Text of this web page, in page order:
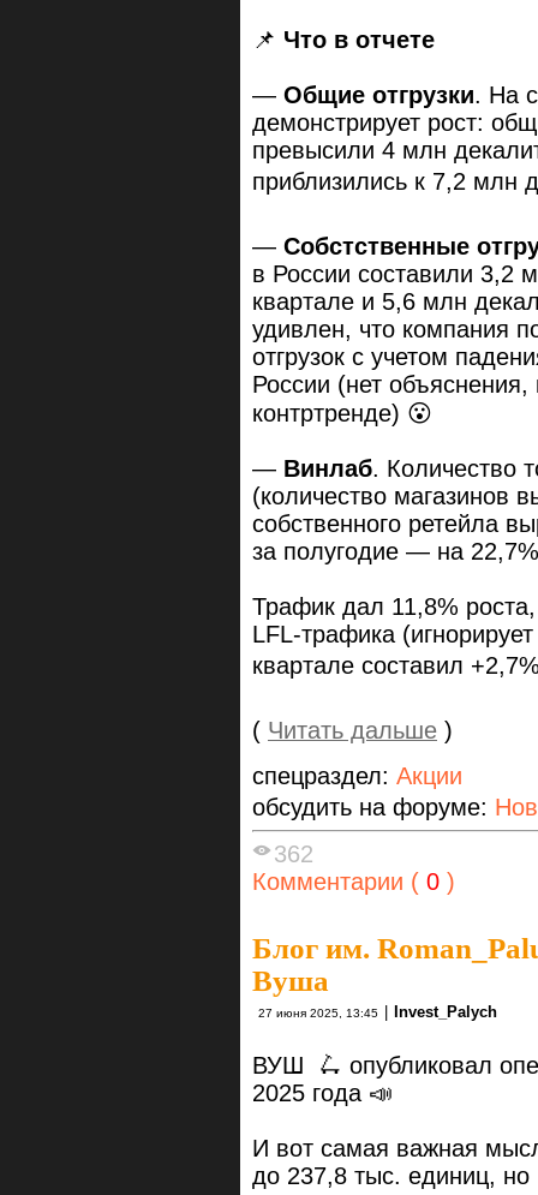
📌 Что в отчете
— Общие отгрузки. На
демонстрирует рост:
превысили 4 млн
приблизились к 7,2 млн
— Cобстственные
в России составили 3,2
квартале и 5,6 млн
удивлен, что компания
отгрузок с учетом
России (нет
контртренде) 😮
— Винлаб. Количество
(количество магазинов
собственного ретейла
за полугодие — на
Трафик дал 11,8%
LFL-трафика
квартале составил
( Читать дальше )
спецраздел: Акции
обсудить на форуме:
362
Комментарии ( 0 )
Блог им.
Вуша
27 июня 2025, 13:45 | Invest_Palych
ВУШ 🛴 опубликовал
2025 года 📣
И вот самая важная
до 237,8 тыс. единиц, но